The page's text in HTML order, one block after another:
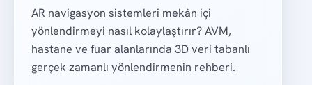
AR navigasyon sistemleri mekân içi
yönlendirmeyi nasıl kolaylaştırır? AVM,
hastane ve fuar alanlarında 3D veri tabanlı
gerçek zamanlı yönlendirmenin rehberi.